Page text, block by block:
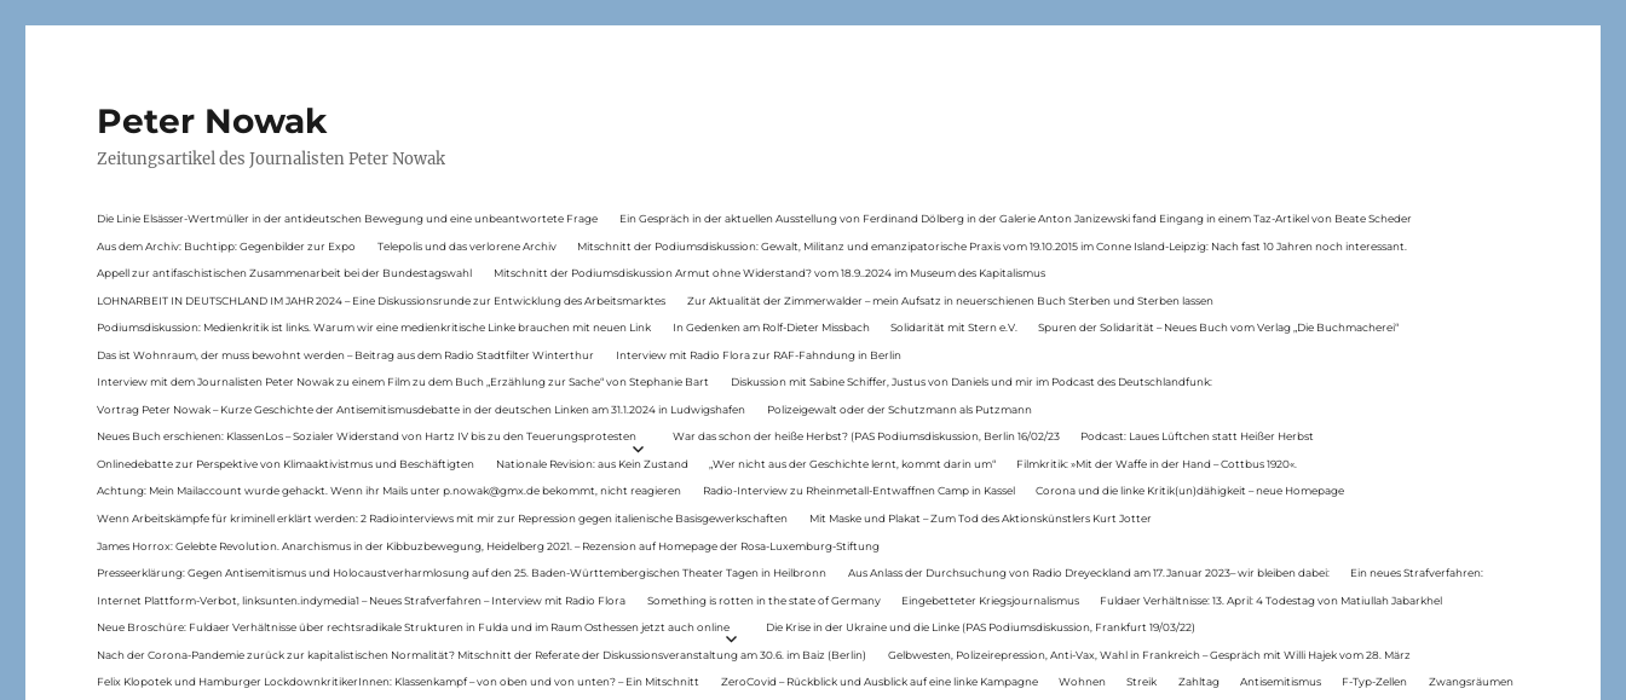
Peter Nowak
Zeitungsartikel des Journalisten Peter Nowak
Die Linie Elsässer-Wertmüller in der antideutschen Bewegung und eine unbeantwortete Frage Ein Gespräch in der aktuellen Ausstellung von Ferdinand Dölberg in der Galerie Anton Janizewski fand Eingang in einem Taz-Artikel von Beate Scheder
Aus dem Archiv: Buchtipp: Gegenbilder zur Expo Telepolis und das verlorene Archiv Mitschnitt der Podiumsdiskussion: Gewalt, Militanz und emanzipatorische Praxis vom 19.10.2015 im Conne Island-Leipzig: Nach fast 10 Jahren noch interessant.
Appell zur antifaschistischen Zusammenarbeit bei der Bundestagswahl Mitschnitt der Podiumsdiskussion Armut ohne Widerstand? vom 18.9..2024 im Museum des Kapitalismus
LOHNARBEIT IN DEUTSCHLAND IM JAHR 2024 – Eine Diskussionsrunde zur Entwicklung des Arbeitsmarktes Zur Aktualität der Zimmerwalder – mein Aufsatz in neuerschienen Buch Sterben und Sterben lassen
Podiumsdiskussion: Medienkritik ist links. Warum wir eine medienkritische Linke brauchen mit neuen Link In Gedenken am Rolf-Dieter Missbach Solidarität mit Stern e.V. Spuren der Solidarität – Neues Buch vom Verlag „Die Buchmacherei“
Das ist Wohnraum, der muss bewohnt werden – Beitrag aus dem Radio Stadtfilter Winterthur Interview mit Radio Flora zur RAF-Fahndung in Berlin
Interview mit dem Journalisten Peter Nowak zu einem Film zu dem Buch „Erzählung zur Sache“ von Stephanie Bart Diskussion mit Sabine Schiffer, Justus von Daniels und mir im Podcast des Deutschlandfunk:
Vortrag Peter Nowak – Kurze Geschichte der Antisemitismusdebatte in der deutschen Linken am 31.1.2024 in Ludwigshafen Polizeigewalt oder der Schutzmann als Putzmann
Neues Buch erschienen: KlassenLos – Sozialer Widerstand von Hartz IV bis zu den Teuerungsprotesten War das schon der heiße Herbst? (PAS Podiumsdiskussion, Berlin 16/02/23 Podcast: Laues Lüftchen statt Heißer Herbst
Onlinedebatte zur Perspektive von Klimaaktivistmus und Beschäftigten Nationale Revision: aus Kein Zustand „Wer nicht aus der Geschichte lernt, kommt darin um“ Filmkritik: »Mit der Waffe in der Hand – Cottbus 1920«.
Achtung: Mein Mailaccount wurde gehackt. Wenn ihr Mails unter p.nowak@gmx.de bekommt, nicht reagieren Radio-Interview zu Rheinmetall-Entwaffnen Camp in Kassel Corona und die linke Kritik(un)dähigkeit – neue Homepage
Wenn Arbeitskämpfe für kriminell erklärt werden: 2 Radiointerviews mit mir zur Repression gegen italienische Basisgewerkschaften Mit Maske und Plakat – Zum Tod des Aktionskünstlers Kurt Jotter
James Horrox: Gelebte Revolution. Anarchismus in der Kibbuzbewegung, Heidelberg 2021. – Rezension auf Homepage der Rosa-Luxemburg-Stiftung
Presseerklärung: Gegen Antisemitismus und Holocaustverharmlosung auf den 25. Baden-Württembergischen Theater Tagen in Heilbronn Aus Anlass der Durchsuchung von Radio Dreyeckland am 17.Januar 2023– wir bleiben dabei: Ein neues Strafverfahren:
Internet Plattform-Verbot, linksunten.indymedia1 – Neues Strafverfahren – Interview mit Radio Flora Something is rotten in the state of Germany Eingebetteter Kriegsjournalismus Fuldaer Verhältnisse: 13. April: 4 Todestag von Matiul­lah Jabarkhel
Neue Broschüre: Fuldaer Verhältnisse über rechtsradikale Strukturen in Fulda und im Raum Osthessen jetzt auch online Die Krise in der Ukraine und die Linke (PAS Podiumsdiskussion, Frankfurt 19/03/22)
Nach der Corona-Pandemie zurück zur kapitalistischen Normalität? Mitschnitt der Referate der Diskussionsveranstaltung am 30.6. im Baiz (Berlin) Gelbwesten, Polizeirepression, Anti-Vax, Wahl in Frankreich – Gespräch mit Willi Hajek vom 28. März
Felix Klopotek und Hamburger LockdownkritikerInnen: Klassenkampf – von oben und von unten? – Ein Mitschnitt ZeroCovid – Rückblick und Ausblick auf eine linke Kampagne Wohnen Streik Zahltag Antisemitismus F-Typ-Zellen Zwangsräumen